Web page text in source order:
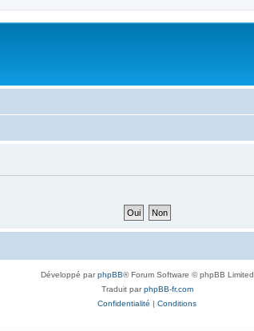
Développé parphpBB® Forum Software © phpBB Limited
Traduit parphpBB-fr.com
Confidentialité | Conditions